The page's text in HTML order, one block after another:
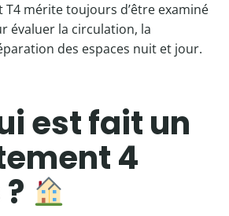
mérite toujours d’être examiné
évaluer la circulation, la
des espaces nuit et jour.
est fait un
4